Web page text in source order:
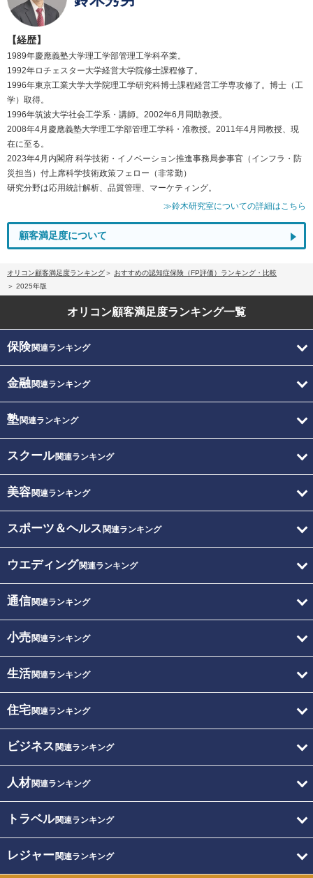
【経歴】
1989年慶應義塾大学理工学部管理工学科卒業。
1992年ロチェスター大学経営大学院修士課程修了。
1996年東京工業大学大学院理工学研究科博士課程経営工学専攻修了。博士（工
学）取得。
1996年筑波大学社会工学系・講師。2002年6月同助教授。
2008年4月慶應義塾大学理工学部管理工学科・准教授。2011年4月同教授、現
在に至る。
2023年4月内閣府 科学技術・イノベーション推進事務局参事官（インフラ・防
災担当）付上席科学技術政策フェロー（非常勤）
研究分野は応用統計解析、品質管理、マーケティング。
≫鈴木研究室についての詳細はこちら
顧客満足度について
オリコン顧客満足度ランキング
おすすめの認知症保険（FP評価）ランキング・比較
2025年版
オリコン顧客満足度ランキング一覧
保険関連ランキング
金融関連ランキング
塾関連ランキング
スクール関連ランキング
美容関連ランキング
スポーツ＆ヘルス 関連ランキング
ウエディング関連ランキング
通信関連ランキング
小売関連ランキング
生活関連ランキング
住宅関連ランキング
ビジネス 関連ランキング
人材関連ランキング
トラベル関連ランキング
レジャー関連ランキング